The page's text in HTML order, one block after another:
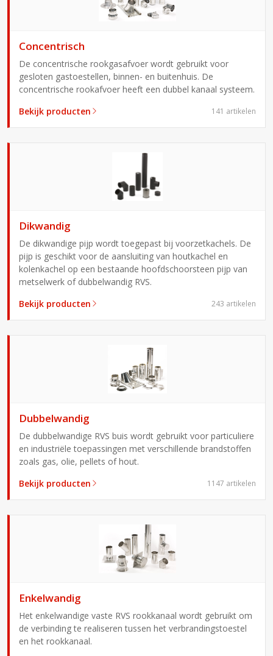
Concentrisch
De concentrische rookgasafvoer wordt gebruikt voor
gesloten gastoestellen, binnen- en buitenhuis. De
concentrische rookafvoer heeft een dubbel kanaal systeem.
Bekijk producten
141 artikelen
Dikwandig
De dikwandige pijp wordt toegepast bij voorzetkachels. De
pijp is geschikt voor de aansluiting van houtkachel en
kolenkachel op een bestaande hoofdschoorsteen pijp van
metselwerk of dubbelwandig RVS.
Bekijk producten
243 artikelen
Dubbelwandig
De dubbelwandige RVS buis wordt gebruikt voor particuliere
en in­dus­triële toepassingen met ver­schil­lende brand­stoffen
zoals gas, olie, pellets of hout.
Bekijk producten
1147 artikelen
Enkelwandig
Het enkelwandige vaste RVS rookkanaal wordt gebruikt om
de verbinding te realiseren tussen het verbrandingstoestel
en het rookkanaal.